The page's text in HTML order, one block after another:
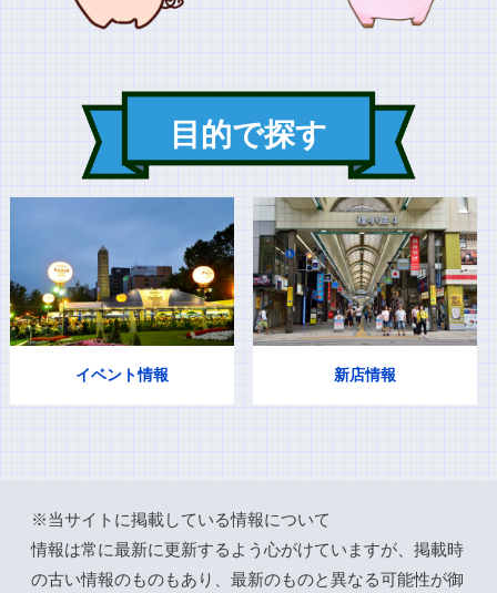
目的で探す
イベント情報 新店情報
※当サイトに掲載している情報について
情報は常に最新に更新するよう心がけていますが、掲載時
の古い情報のものもあり、最新のものと異なる可能性が御